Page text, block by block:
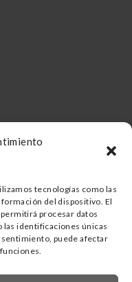
tecnologías como las
del dispositivo. El
procesar datos
las identificaciones únicas
puede afectar